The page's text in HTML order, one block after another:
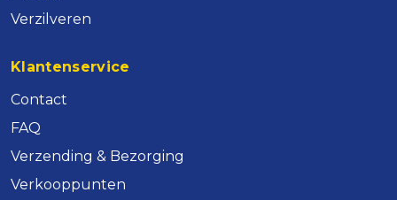
Verzilveren
Klantenservice
Contact
FAQ
Verzending & Bezorging
Verkooppunten